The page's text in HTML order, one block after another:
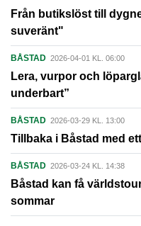
Från butikslöst till
suveränt"
BÅSTAD 2026-04-01 KL. 06:00
Lera, vurpor och
underbart”
BÅSTAD 2026-03-29 KL. 13:00
Tillbaka i Båstad med
BÅSTAD 2026-03-24 KL. 14:38
Båstad kan få
sommar